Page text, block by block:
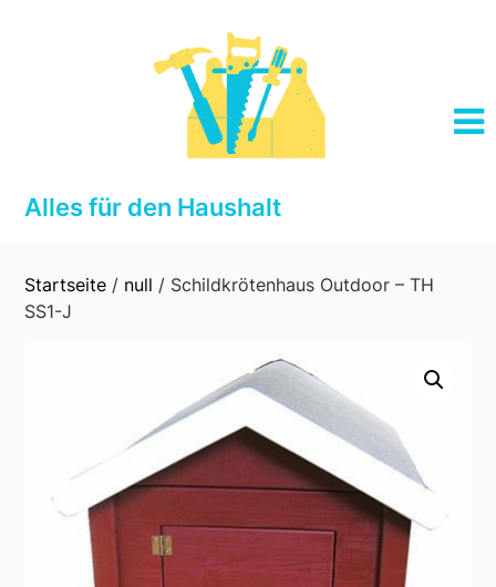
Alles für den Haushalt
Startseite / null / Schildkrötenhaus Outdoor – TH
SS1-J